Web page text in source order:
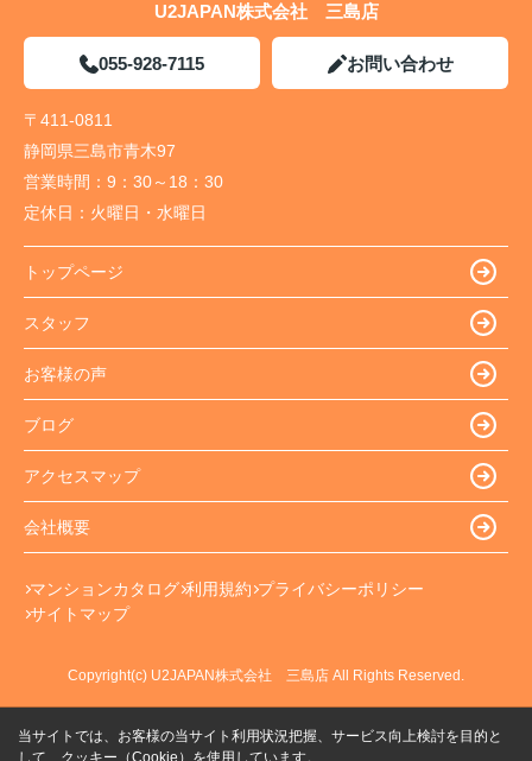
U2JAPAN株式会社 三島店
055-928-7115 お問い合わせ
〒411-0811
静岡県三島市青木97
営業時間： 9：30～18：30
定休日： 火曜日・水曜日
トップページ
スタッフ
お客様の声
ブログ
アクセスマップ
会社概要
マンションカタログ 利用規約 プライバシーポリシー
サイトマップ
Copyright(c) U2JAPAN株式会社 三島店 All Rights Reserved.
当サイトでは、お客様の当サイト利用状況把握、サービス向上検討を目的と
して、クッキー（Cookie）を使用しています。